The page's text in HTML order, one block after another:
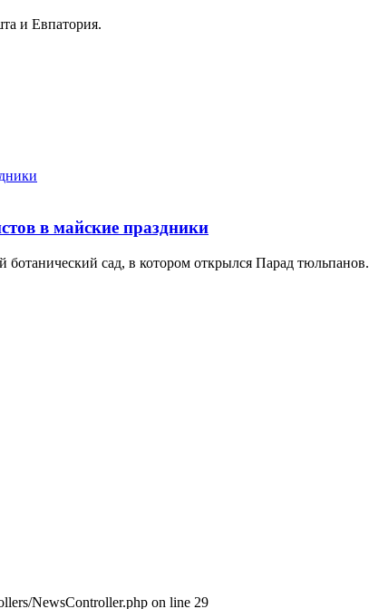
и Евпатория.
в майские праздники
сад, в котором открылся Парад тюльпанов.
NewsController.php on line 29